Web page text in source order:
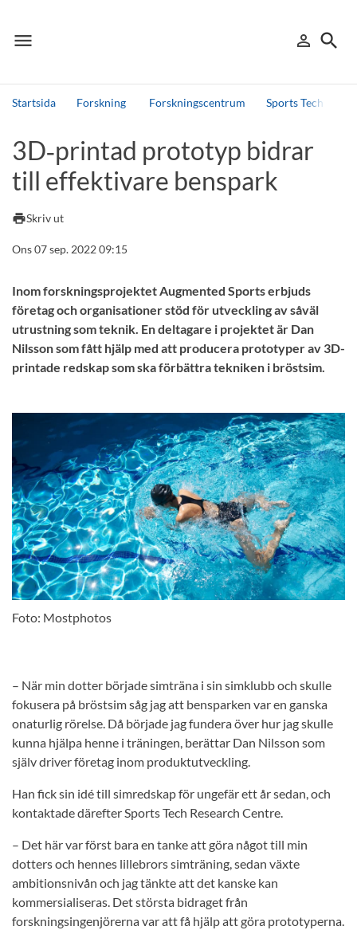
menu
Meny person_outline
Logga in
search
Sök
Startsida Forskning Forskningscentrum Sports Tech
Andra söktjänster
Detta är vår testmiljö - endast testdata
3D‑printad prototyp bidrar
till effektivare benspark
printSkriv ut
Ons 07 sep. 2022 09:15
Inom forskningsprojektet Augmented Sports erbjuds
företag och organisationer stöd för utveckling av såväl
utrustning som teknik. En deltagare i projektet är Dan
Nilsson som fått hjälp med att producera prototyper av 3D-
printade redskap som ska förbättra tekniken i bröstsim.
Foto: Mostphotos
– När min dotter började simträna i sin simklubb och skulle
fokusera på bröstsim såg jag att bensparken var en ganska
onaturlig rörelse. Då började jag fundera över hur jag skulle
kunna hjälpa henne i träningen, berättar Dan Nilsson som
själv driver företag inom produktutveckling.
Han fick sin idé till simredskap för ungefär ett år sedan, och
kontaktade därefter Sports Tech Research Centre.
– Det här var först bara en tanke att göra något till min
dotters och hennes lillebrors simträning, sedan växte
ambitionsnivån och jag tänkte att det kanske kan
kommersialiseras. Det största bidraget från
forskningsingenjörerna var att få hjälp att göra prototyperna.